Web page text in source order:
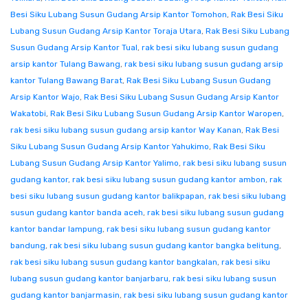
Besi Siku Lubang Susun Gudang Arsip Kantor Tomohon, Rak Besi Siku
Lubang Susun Gudang Arsip Kantor Toraja Utara, Rak Besi Siku Lubang
Susun Gudang Arsip Kantor Tual, rak besi siku lubang susun gudang
arsip kantor Tulang Bawang, rak besi siku lubang susun gudang arsip
kantor Tulang Bawang Barat, Rak Besi Siku Lubang Susun Gudang
Arsip Kantor Wajo, Rak Besi Siku Lubang Susun Gudang Arsip Kantor
Wakatobi, Rak Besi Siku Lubang Susun Gudang Arsip Kantor Waropen,
rak besi siku lubang susun gudang arsip kantor Way Kanan, Rak Besi
Siku Lubang Susun Gudang Arsip Kantor Yahukimo, Rak Besi Siku
Lubang Susun Gudang Arsip Kantor Yalimo, rak besi siku lubang susun
gudang kantor, rak besi siku lubang susun gudang kantor ambon, rak
besi siku lubang susun gudang kantor balikpapan, rak besi siku lubang
susun gudang kantor banda aceh, rak besi siku lubang susun gudang
kantor bandar lampung, rak besi siku lubang susun gudang kantor
bandung, rak besi siku lubang susun gudang kantor bangka belitung,
rak besi siku lubang susun gudang kantor bangkalan, rak besi siku
lubang susun gudang kantor banjarbaru, rak besi siku lubang susun
gudang kantor banjarmasin, rak besi siku lubang susun gudang kantor